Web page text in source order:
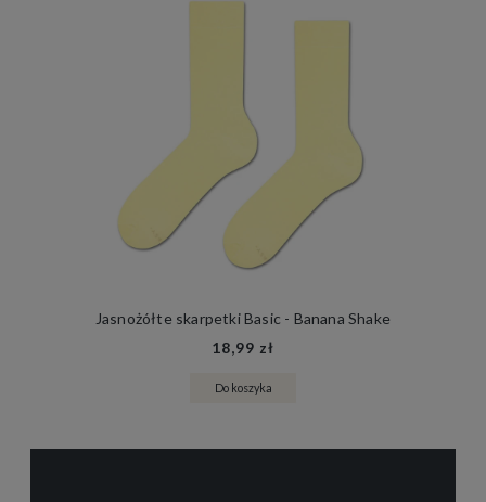
Jasnożółte skarpetki Basic - Banana Shake
18,99 zł
Do koszyka